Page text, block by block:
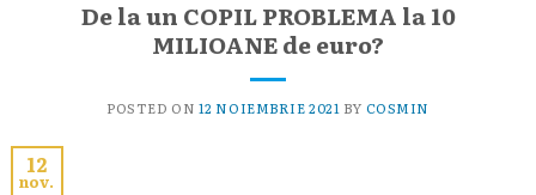
De la un COPIL PROBLEMA la 10
MILIOANE de euro?
POSTED ON 12 NOIEMBRIE 2021 BY COSMIN
12
nov.